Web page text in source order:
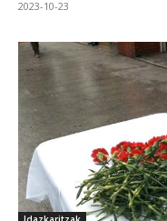
2023-10-23